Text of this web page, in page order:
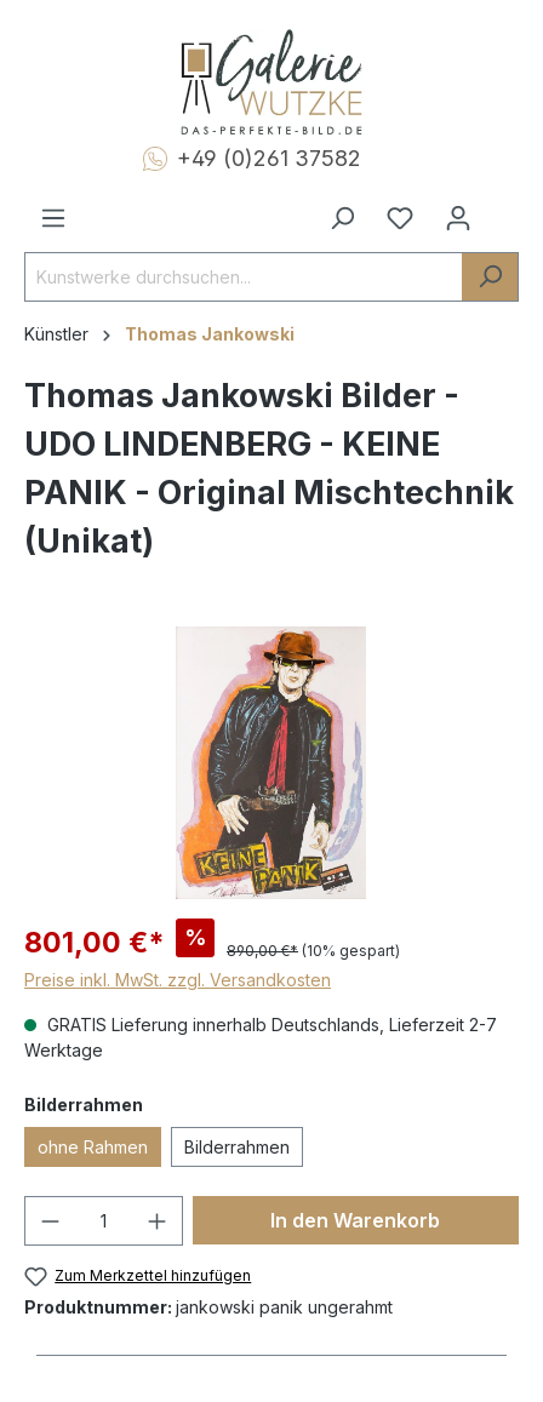
+49 (0)261 37582
Künstler Thomas Jankowski
Thomas Jankowski Bilder -
UDO LINDENBERG - KEINE
PANIK - Original Mischtechnik
(Unikat)
801,00 €* %
890,00 €* (10% gespart)
Preise inkl. MwSt. zzgl. Versandkosten
GRATIS Lieferung innerhalb Deutschlands, Lieferzeit 2-7
Werktage
Bilderrahmen
ohne Rahmen Bilderrahmen
In den Warenkorb
Zum Merkzettel hinzufügen
Produktnummer: jankowski panik ungerahmt